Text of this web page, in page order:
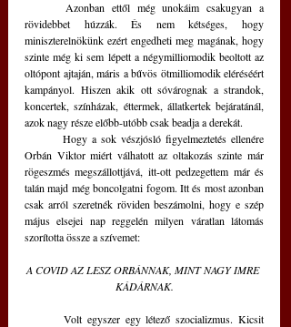
rövidebbet húzzák. És nem kétséges, hogy
miniszterelnökünk ezért engedheti meg magának, hogy
szinte még ki sem lépett a négymilliomodik beoltott az
oltópont ajtaján, máris a bűvös ötmilliomodik eléréséért
kampányol. Hiszen akik ott sóvárognak a strandok,
koncertek, színházak, éttermek, állatkertek bejáratánál,
azok nagy része előbb-utóbb csak beadja a derekát.
Orbán Viktor miért válhatott az oltakozás szinte már
rögeszmés megszállottjává, itt-ott pedzegettem már és
talán majd még boncolgatni fogom. Itt és most azonban
csak arról szeretnék röviden beszámolni, hogy e szép
május elsejei nap reggelén milyen váratlan látomás
szorította össze a szívemet:
A COVID AZ LESZ ORBÁNNAK, MINT NAGY IMRE
KÁDÁRNAK.